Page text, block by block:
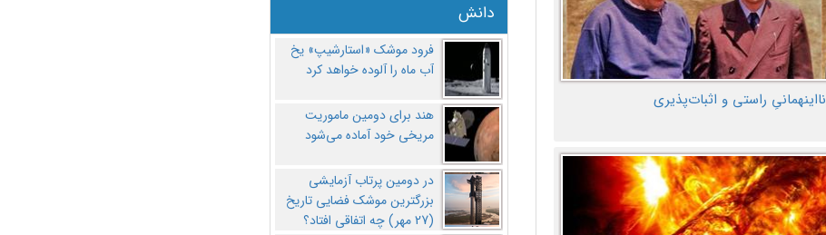
نااینهمانیِ راستی و اثبات‌پذیری
دانش
فرود موشک «استارشیپ» یخ
آب ماه را آلوده خواهد کرد
هند برای دومین ماموریت
مریخی خود آماده می‌شود
در دومین پرتاب آزمایشی
بزرگترین موشک فضایی تاریخ
(27 مهر‌) چه اتفاقی افتاد؟